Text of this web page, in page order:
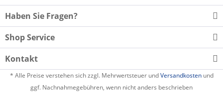
Haben Sie Fragen?
Shop Service
Kontakt
* Alle Preise verstehen sich zzgl. Mehrwertsteuer undVersandkostenund
ggf. Nachnahmegebühren, wenn nicht anders beschrieben